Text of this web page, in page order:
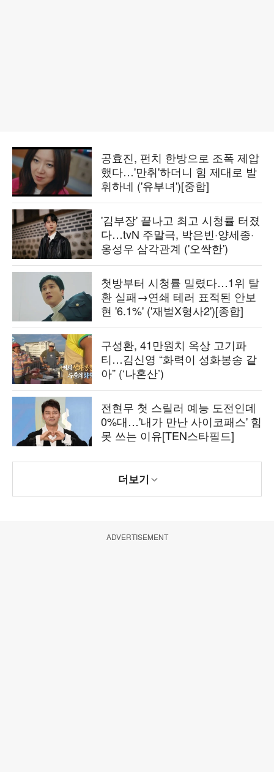
공효진, 펀치 한방으로 조폭 제압
했다…'만취'하더니 힘 제대로 발
휘하네 ('유부녀')[중합]
'김부장' 끝나고 최고 시청률 터졌
다…tvN 주말극, 박은빈·양세종·
옹성우 삼각관계 ('오싹한')
첫방부터 시청률 밀렸다…1위 탈
환 실패→연쇄 테러 표적된 안보
현 '6.1%' ('재벌X형사2')[종합]
구성환, 41만원치 옥상 고기파
티…김신영 “화력이 성화봉송 같
아” (‘나혼산’)
전현무 첫 스릴러 예능 도전인데
0%대…'내가 만난 사이코패스' 힘
못 쓰는 이유[TEN스타필드]
더보기
ADVERTISEMENT